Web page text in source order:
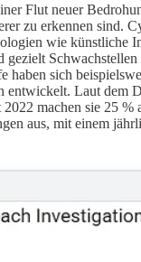
Flut neuer
zu erkennen sind.
wie künstliche
gezielt Schwachstellen
haben sich
entwickelt. Laut dem
machen sie 25 %
aus, mit einem